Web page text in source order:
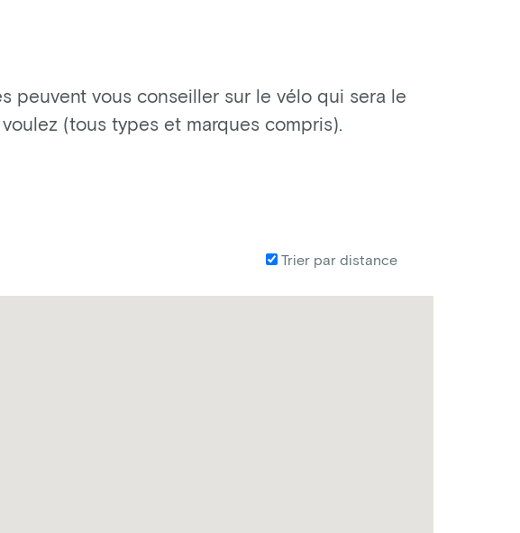
peuvent vous conseiller sur le vélo qui sera le
(tous types et marques compris).
Trier par distance